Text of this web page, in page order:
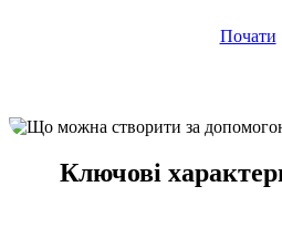
Почати
Ключові